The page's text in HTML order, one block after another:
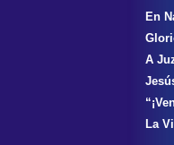
En
A
La